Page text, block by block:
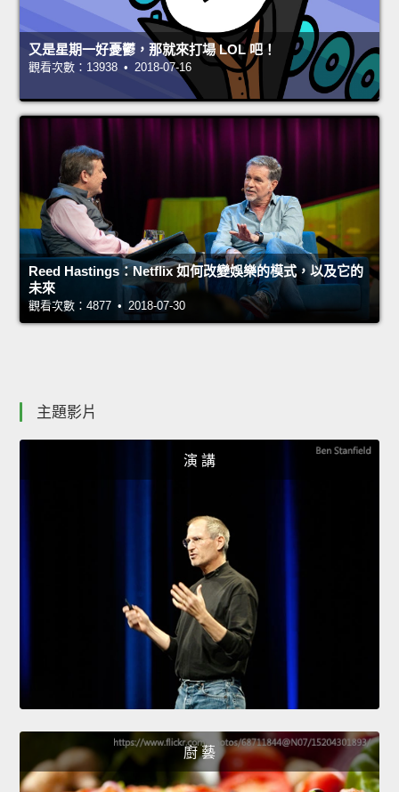
又是星期一好憂鬱，那就來打場 LOL 吧！
觀看次數：13938 • 2018-07-16
Reed Hastings：Netflix 如何改變娛樂的模式，以及它的
未來
觀看次數：4877 • 2018-07-30
主題影片
演 講
廚 藝